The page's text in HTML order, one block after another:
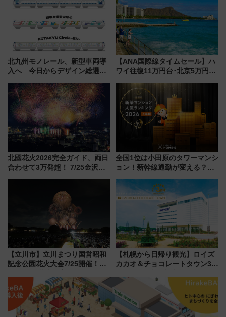
注目スポット
北九州モノレール、新型車両導
入へ 今日からデザイン総選挙
【ANA国際線タイムセール】ハ
ワイ往復11万円台･北京5万円台
来春のGW旅行まで狙える激ア
ツ路線まとめ（8/10まで）
北國花火2026完全ガイド、両日
合わせて3万発超！ 7/25金沢大
とめ（石川県）
全国1位は小田原のタワーマンシ
ョン！新幹線通勤が変える？
【新築マンション人気ランキン
グ】
【立川市】立川まつり国営昭和
記念公園花火大会7/25開催！
混雑に要注意、その理由は
【札幌から日帰り観光】ロイズ
カカオ＆チョコレートタウン3周
詰め放題を開催、ロイズタウン
駅からのアクセスも